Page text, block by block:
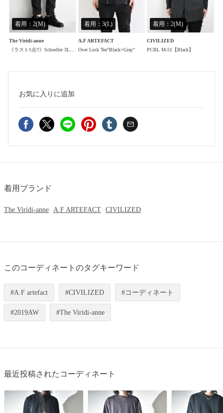
着用：2(M)
The Viridi-anne
着用：3(L)
A.F ARTEFACT
Over Lock Tee"Black×Gray"
着用：2(M)
CIVILIZED
PCBL M-51【Black】
お気に入り に追加
着用ブランド
The Viridi-anne A.F ARTEFACT CIVILIZED
このコーディネートのタグキーワード
A.F artefact CIVILIZED コーディネート
2019AW The Viridi-anne
最近投稿されたコーディネート